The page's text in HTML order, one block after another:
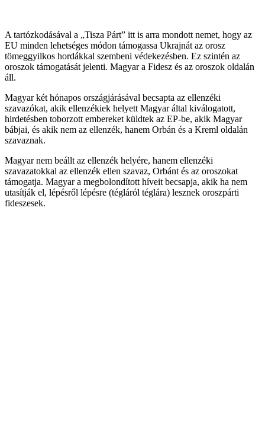
A tartózkodásával a „Tisza Párt” itt is arra mondott nemet, hogy az
EU minden lehetséges módon támogassa Ukrajnát az orosz
tömeggyilkos hordákkal szembeni védekezésben. Ez szintén az
oroszok támogatását jelenti. Magyar a Fidesz és az oroszok oldalán
áll.
Magyar két hónapos országjárásával becsapta az ellenzéki
szavazókat, akik ellenzékiek helyett Magyar által kiválogatott,
hirdetésben toborzott embereket küldtek az EP-be, akik Magyar
bábjai, és akik nem az ellenzék, hanem Orbán és a Kreml oldalán
szavaznak.
Magyar nem beállt az ellenzék helyére, hanem ellenzéki
szavazatokkal az ellenzék ellen szavaz, Orbánt és az oroszokat
támogatja. Magyar a megbolondított híveit becsapja, akik ha nem
utasítják el, lépésről lépésre (tégláról téglára) lesznek oroszpárti
fideszesek.